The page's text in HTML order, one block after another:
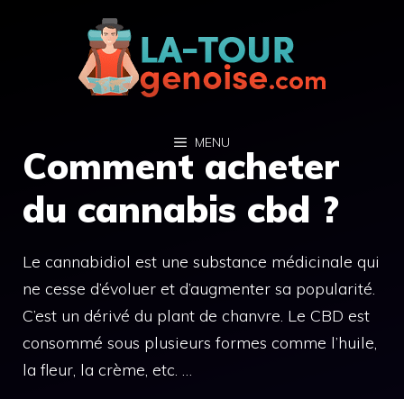
MENU
Comment acheter
du cannabis cbd ?
Le cannabidiol est une substance médicinale qui
ne cesse d’évoluer et d’augmenter sa popularité.
C’est un dérivé du plant de chanvre. Le CBD est
consommé sous plusieurs formes comme l’huile,
la fleur, la crème, etc. …